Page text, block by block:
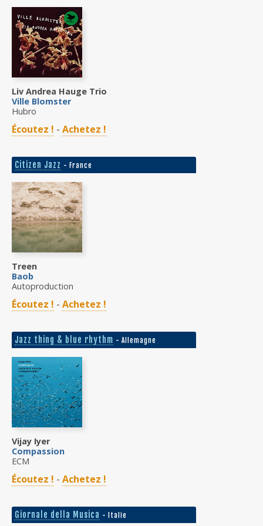
Liv Andrea Hauge Trio
Ville Blomster
Hubro
Écoutez ! - Achetez !
Citizen Jazz - France
Treen
Baob
Autoproduction
Écoutez ! - Achetez !
Jazz thing & blue rhythm - Allemagne
Vijay Iyer
Compassion
ECM
Écoutez ! - Achetez !
Giornale della Musica - Italie